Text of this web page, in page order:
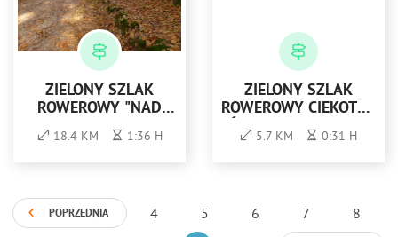
ZIELONY SZLAK
ROWEROWY "NAD
WIEPRZEM"
18.4 KM 1:36 H
ZIELONY SZLAK
ROWEROWY CIEKOTY -
ŚWIĘTA KATARZYNA
5.7 KM 0:31 H
POPRZEDNIA 4 5 6 7
8